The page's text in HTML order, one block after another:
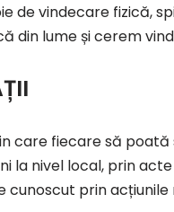
de vindecare fizică,
din lume și cerem
care fiecare să
la nivel local, prin
cunoscut prin acțiunile